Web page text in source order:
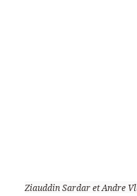
Ziauddin Sardar et Andre